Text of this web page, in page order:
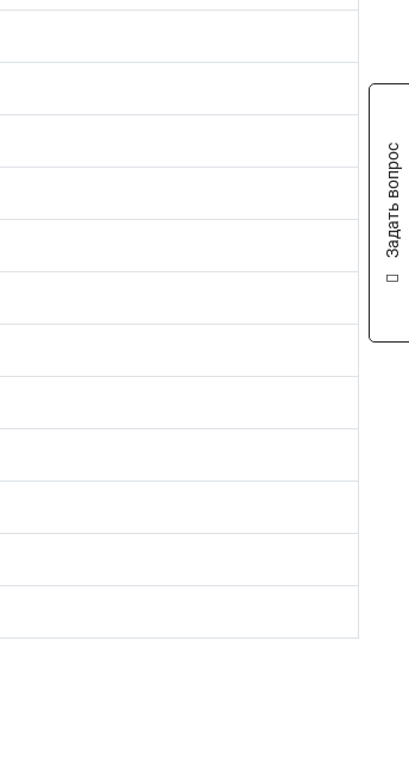
Задать вопрос